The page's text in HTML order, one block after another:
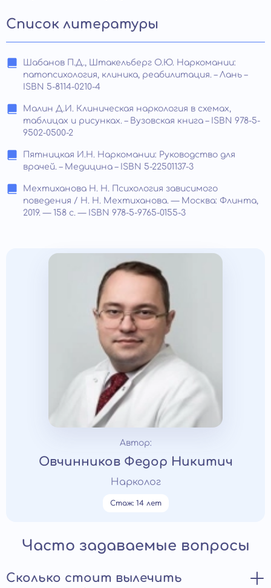
Список литературы
Шабанов П.Д., Штакельберг О.Ю. Наркомании:
патопсихология, клиника, реабилитация. – Лань –
ISBN 5-8114-0210-4
Малин Д.И. Клиническая наркология в схемах,
таблицах и рисунках. – Вузовская книга – ISBN 978-5-
9502-0500-2
Пятницкая И.Н. Наркомании: Руководство для
врачей. – Медицина – ISBN 5-22501137-3
Мехтиханова Н. Н. Психология зависимого
поведения / Н. Н. Мехтиханова. — Москва: Флинта,
2019. — 158 с. — ISBN 978-5-9765-0155-3
Автор:
Овчинников Федор Никитич
Нарколог
Стаж: 14 лет
Часто задаваемые вопросы
Сколько стоит вылечить